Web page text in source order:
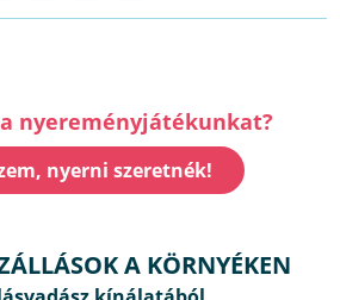
nyereményjátékunkat?
nyerni szeretnék!
A KÖRNYÉKEN